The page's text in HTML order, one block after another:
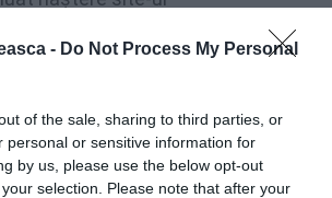
- Do Not Process My Personal
of the sale, sharing to third parties, or
personal or sensitive information for
by us, please use the below opt-out
selection. Please note that after your
să-şi
numai “Facem
.